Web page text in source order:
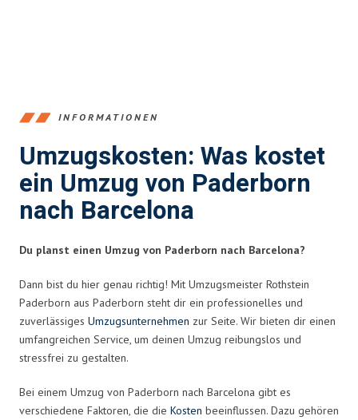
INFORMATIONEN
Umzugskosten: Was kostet
ein Umzug von Paderborn
nach Barcelona
Du planst einen Umzug von Paderborn nach Barcelona?
Dann bist du hier genau richtig! Mit Umzugsmeister Rothstein
Paderborn aus Paderborn steht dir ein professionelles und
zuverlässiges Umzugsunternehmen zur Seite. Wir bieten dir einen
umfangreichen Service, um deinen Umzug reibungslos und
stressfrei zu gestalten.
Bei einem Umzug von Paderborn nach Barcelona gibt es
verschiedene Faktoren, die die Kosten beeinflussen. Dazu gehören